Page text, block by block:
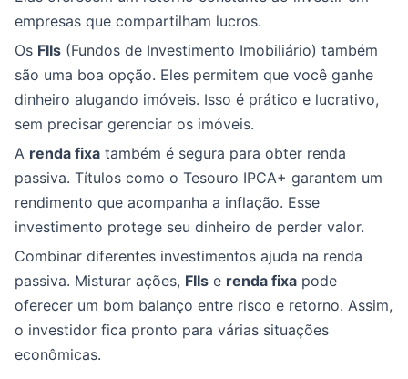
empresas que compartilham lucros.
Os FIIs (Fundos de Investimento Imobiliário) também
são uma boa opção. Eles permitem que você ganhe
dinheiro alugando imóveis. Isso é prático e lucrativo,
sem precisar gerenciar os imóveis.
A renda fixa também é segura para obter renda
passiva. Títulos como o Tesouro IPCA+ garantem um
rendimento que acompanha a inflação. Esse
investimento protege seu dinheiro de perder valor.
Combinar diferentes investimentos ajuda na renda
passiva. Misturar ações, FIIs e renda fixa pode
oferecer um bom balanço entre risco e retorno. Assim,
o investidor fica pronto para várias situações
econômicas.